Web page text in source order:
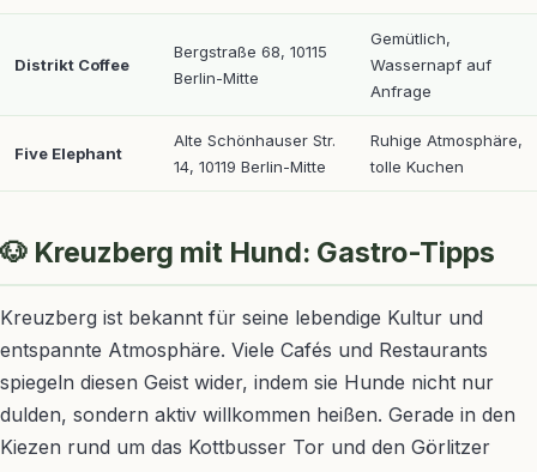
Distrikt Coffee
Bergstraße 68, 10115
Berlin-Mitte
Gemütlich,
Wassernapf auf
Anfrage
Five Elephant
Alte Schönhauser Str.
14, 10119 Berlin-Mitte
Ruhige Atmosphäre,
tolle Kuchen
🐶 Kreuzberg mit Hund: Gastro-Tipps
Kreuzberg ist bekannt für seine lebendige Kultur und
entspannte Atmosphäre. Viele Cafés und Restaurants
spiegeln diesen Geist wider, indem sie Hunde nicht nur
dulden, sondern aktiv willkommen heißen. Gerade in den
Kiezen rund um das Kottbusser Tor und den Görlitzer